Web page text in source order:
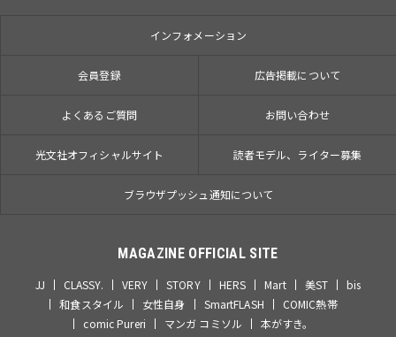
インフォメーション
会員登録 広告掲載について
よくあるご質問 お問い合わせ
光文社オフィシャルサイト 読者モデル、ライター募集
ブラウザプッシュ通知について
MAGAZINE OFFICIAL SITE
JJ CLASSY. VERY STORY HERS Mart 美ST
bis
和食スタイル
女性自身 SmartFLASH
COMIC熱帯
comic Pureri
マンガ コミソル 本がすき。